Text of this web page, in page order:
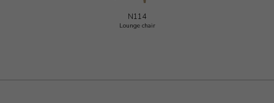
N114
Lounge chair